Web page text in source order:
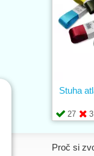
27 3
Stuha
Proč si